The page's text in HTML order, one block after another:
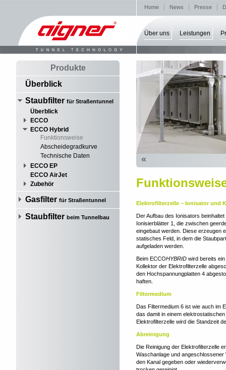
Home News Presse
Über uns Leistungen
Produkte
Überblick
Staubfilter für Straßentunnel
Überblick
ECCO
ECCO Hybrid
Funktionsweise
Abscheidegradkurve
Technische Daten
ECCO EP
ECCO AirJet
Zubehör
Gasfilter für Straßentunnel
Staubfilter beim Tunnelbau
«
Elektrofilterzelle – Ionisator und
Der Aufbau des Ionisators
Ionisierblätter 1, die zwischen
eingebaut werden. Diese erzeugen
statisches Feld, in dem die
aufgeladen werden.
Beim ECCOHYBRID wird bereits
Kollektor der Elektrofilterzelle
den Hochspannungplatten 4
haften.
Filtermedium
Das Filtermedium 6 ist wie auch im
das damit in einem
Elektrofilterzelle wird die Standzeit
Abreinigung
Die Reinigung der Elektrofilterzelle
Waschanlage und
den Kanal gegeben oder